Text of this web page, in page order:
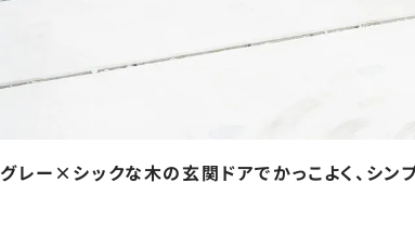
グレー×シックな木の玄関ドアでかっこよく、シン